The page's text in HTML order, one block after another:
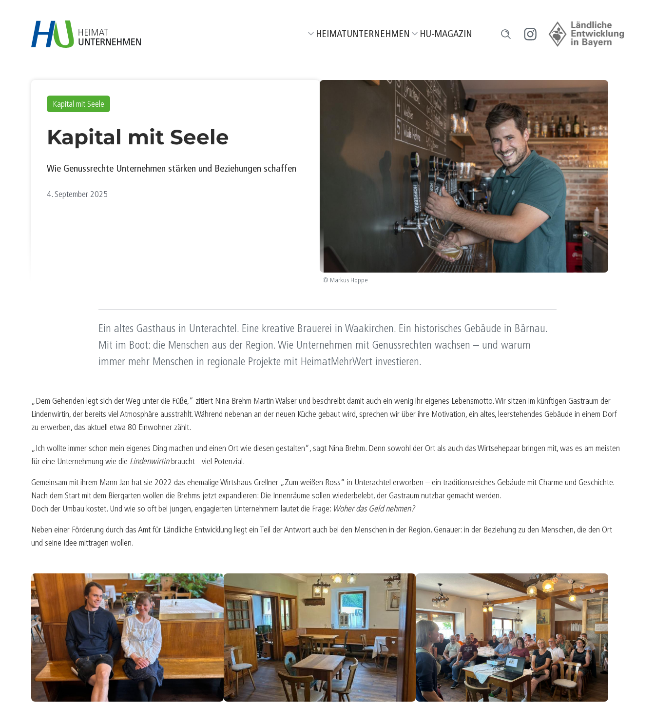
HEIMATUNTERNEHMEN HU-MAGAZIN
05/26 Forum HeimatUnternehmen
04/26 Tourismus erleben
03/26 Regional versorgt
02/26 Teilhaber werden
01/26 Jugend gestaltet
06/25 Kreative Gastro
05/25 Bürger befähigen
04/25 Kultur belebt
03/25 Kapital mit Seele
Kapital mit Seele
Kapital mit Seele
Wie Genussrechte Unternehmen stärken und Beziehungen schaffen
4. September 2025
© Markus Hoppe
Ein altes Gasthaus in Unterachtel. Eine kreative Brauerei in Waakirchen. Ein historisches Gebäude in Bärnau.
Mit im Boot: die Menschen aus der Region. Wie Unternehmen mit Genussrechten wachsen – und warum
immer mehr Menschen in regionale Projekte mit HeimatMehrWert investieren.
„Dem Gehenden legt sich der Weg unter die Füße,“ zitiert Nina Brehm Martin Walser und beschreibt damit auch ein wenig ihr eigenes Lebensmotto. Wir sitzen im künftigen Gastraum der
Lindenwirtin, der bereits viel Atmosphäre ausstrahlt. Während nebenan an der neuen Küche gebaut wird, sprechen wir über ihre Motivation, ein altes, leerstehendes Gebäude in einem Dorf
zu erwerben, das aktuell etwa 80 Einwohner zählt.
„Ich wollte immer schon mein eigenes Ding machen und einen Ort wie diesen gestalten“, sagt Nina Brehm. Denn sowohl der Ort als auch das Wirtsehepaar bringen mit, was es am meisten
für eine Unternehmung wie die Lindenwirtinbraucht - viel Potenzial.
Gemeinsam mit ihrem Mann Jan hat sie 2022 das ehemalige Wirtshaus Grellner „Zum weißen Ross“ in Unterachtel erworben – ein traditionsreiches Gebäude mit Charme und Geschichte.
Nach dem Start mit dem Biergarten wollen die Brehms jetzt expandieren: Die Innenräume sollen wiederbelebt, der Gastraum nutzbar gemacht werden.
Doch der Umbau kostet. Und wie so oft bei jungen, engagierten Unternehmern lautet die Frage: Woher das Geld nehmen?
Neben einer Förderung durch das Amt für Ländliche Entwicklung liegt ein Teil der Antwort auch bei den Menschen in der Region. Genauer: in der Beziehung zu den Menschen, die den Ort
und seine Idee mittragen wollen.